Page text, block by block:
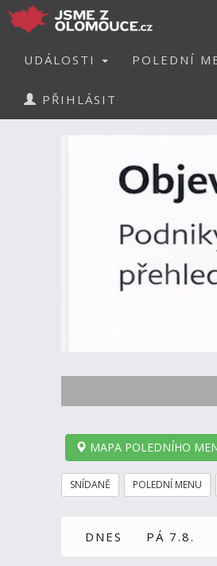
UDÁLOSTI POLEDNÍ
PŘIHLÁSIT
MAPA POLEDNÍHO
SNÍDANĚ POLEDNÍ MENU
DNES PÁ 7.8.